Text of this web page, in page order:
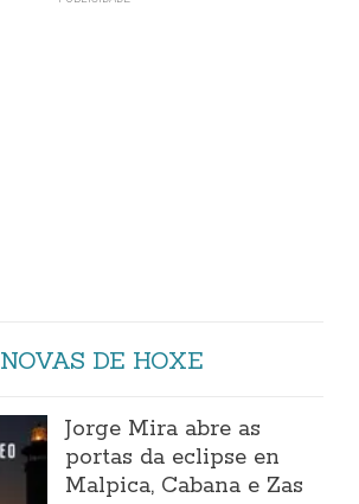
NOVAS DE HOXE
Jorge Mira abre as
portas da eclipse en
Malpica, Cabana e Zas